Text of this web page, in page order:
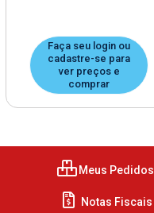
Faça seu login ou
cadastre-se para
ver preços e
comprar
Meus Pedidos
Notas Fiscais